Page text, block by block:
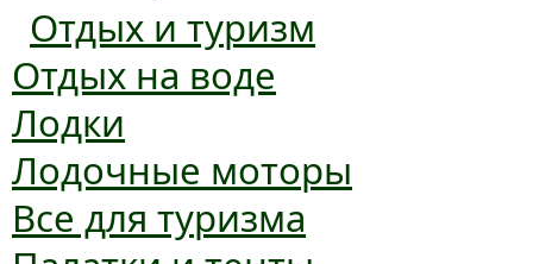
Отдых и туризм
Отдых на воде
Лодки
Лодочные моторы
Все для туризма